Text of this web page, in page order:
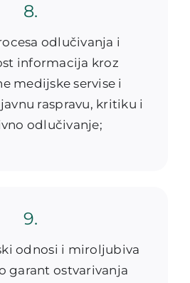
8.
odlučivanja i
informacija kroz
medijske servise i
raspravu, kritiku i
odlučivanje;
9.
odnosi i miroljubiva
garant ostvarivanja